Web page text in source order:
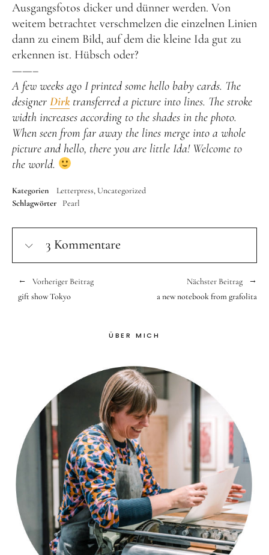
Ausgangsfotos dicker und dünner werden. Von
weitem betrachtet verschmelzen die einzelnen Linien
dann zu einem Bild, auf dem die kleine Ida gut zu
erkennen ist. Hübsch oder?
——–
A few weeks ago I printed some hello baby cards. The
designer Dirktransferred a picture into lines. The stroke
width increases according to the shades in the photo.
When seen from far away the lines merge into a whole
picture and hello, there you are little Ida! Welcome to
the world.
Kategorien Letterpress Uncategorized
Schlagwörter
Pearl
3 Kommentare
Vorheriger Beitrag
gift show Tokyo
Nächster Beitrag
a new notebook from grafolita
ÜBER MICH